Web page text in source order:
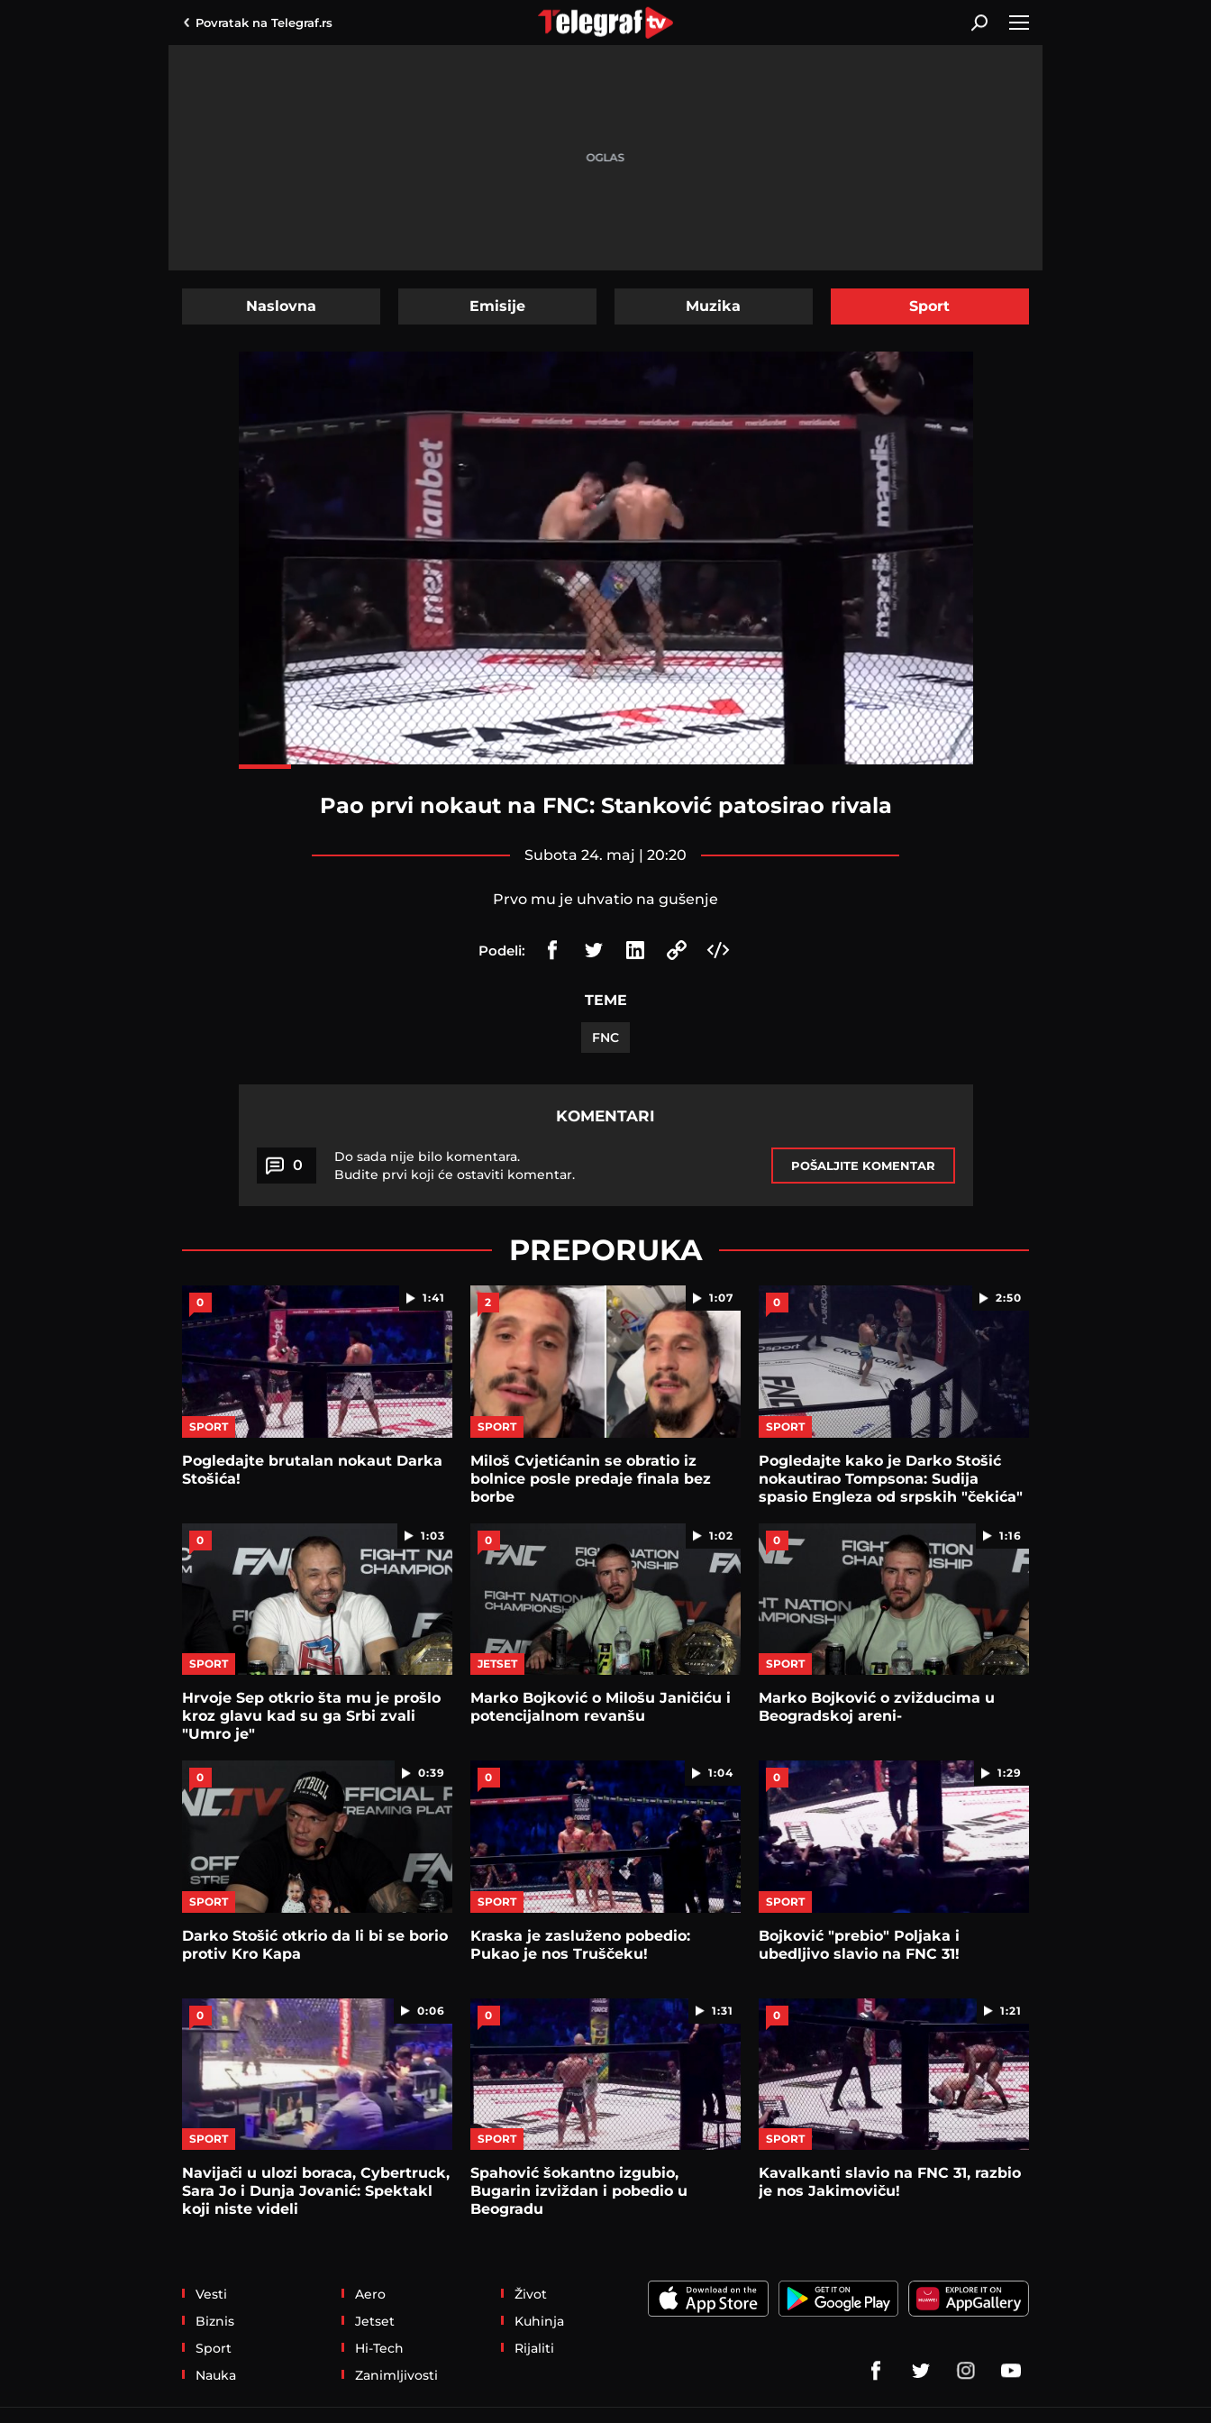
Povratak na Telegraf.rs
Naslovna Emisije Muzika Sport
Pao prvi nokaut na FNC: Stanković patosirao rivala
subota 24. maj | 20:20
Prvo mu je uhvatio na gušenje
Podeli:
TEME
FNC
KOMENTARI
0
Do sada nije bilo komentara.
Budite prvi koji će ostaviti komentar.
POŠALJITE KOMENTAR
PREPORUKA
1:41
0
SPORT
Pogledajte brutalan nokaut Darka
Stošića!
1:07
2
SPORT
Miloš Cvjetićanin se obratio iz
bolnice posle predaje finala bez
borbe
2:50
0
SPORT
Pogledajte kako je Darko Stošić
nokautirao Tompsona: Sudija
spasio Engleza od srpskih "čekića"
1:03
0
SPORT
Hrvoje Sep otkrio šta mu je prošlo
kroz glavu kad su ga Srbi zvali
"Umro je"
1:02
0
JETSET
Marko Bojković o Milošu Janičiću i
potencijalnom revanšu
1:16
0
SPORT
Marko Bojković o zvižducima u
Beogradskoj areni-
0:39
0
SPORT
Darko Stošić otkrio da li bi se borio
protiv Kro Kapa
1:04
0
SPORT
Kraska je zasluženo pobedio:
Pukao je nos Truščeku!
1:29
0
SPORT
Bojković "prebio" Poljaka i
ubedljivo slavio na FNC 31!
0:06
0
SPORT
Navijači u ulozi boraca, Cybertruck,
Sara Jo i Dunja Jovanić: Spektakl
koji niste videli
1:31
0
SPORT
Spahović šokantno izgubio,
Bugarin izviždan i pobedio u
Beogradu
1:21
0
SPORT
Kavalkanti slavio na FNC 31, razbio
je nos Jakimoviču!
Vesti
Biznis
Sport
Nauka
Aero
Jetset
Hi-Tech
Zanimljivosti
Život
Kuhinja
Rijaliti